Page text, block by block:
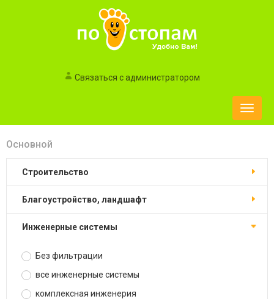
Связаться с администратором
Toggle
Основной
строительство
благоустройство, ландшафт
инженерные системы
Без фильтрации
все инженерные системы
комплексная инженерия